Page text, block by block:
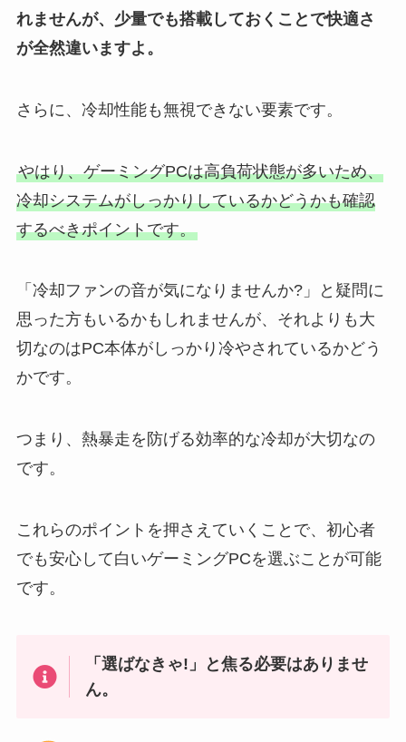
れませんが、少量でも搭載しておくことで快適さ
が全然違いますよ。
さらに、冷却性能も無視できない要素です。
やはり、ゲーミングPCは高負荷状態が多いため、
冷却システムがしっかりしているかどうかも確認
するべきポイントです。
「冷却ファンの音が気になりませんか?」と疑問に
思った方もいるかもしれませんが、それよりも大
切なのはPC本体がしっかり冷やされているかどう
かです。
つまり、熱暴走を防げる効率的な冷却が大切なの
です。
これらのポイントを押さえていくことで、初心者
でも安心して白いゲーミングPCを選ぶことが可能
です。
「選ばなきゃ!」と焦る必要はありませ
ん。